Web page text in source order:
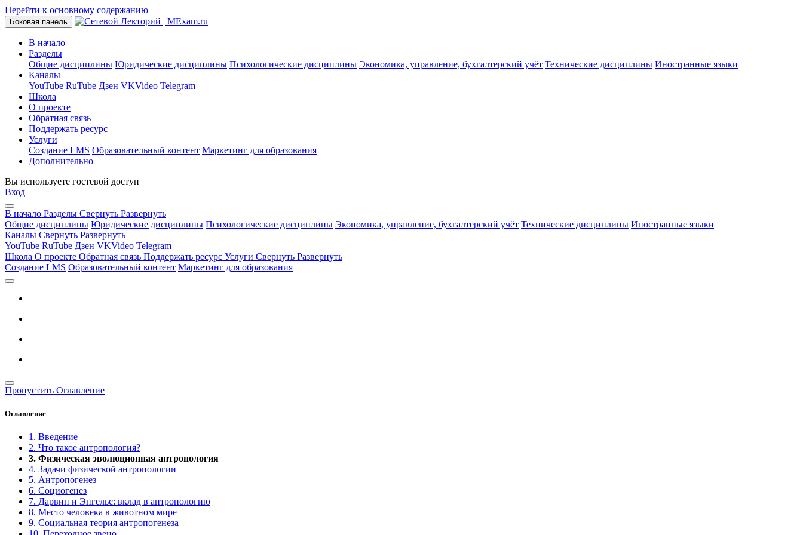
Перейти к основному содержанию
Боковая панель
В начало
Разделы
Общие дисциплины Юридические дисциплины Психологические дисциплины Экономика, управление, бухгалтерский учёт Технические дисциплины Иностранные языки
Каналы
YouTube RuTube Дзен VKVideo Telegram
Школа
О проекте
Обратная связь
Поддержать ресурс
Услуги
Создание LMS Образовательный контент Маркетинг для образования
Дополнительно
Вы используете гостевой доступ
Вход
В начало Разделы Свернуть Развернуть
Общие дисциплины Юридические дисциплины Психологические дисциплины Экономика, управление, бухгалтерский учёт Технические дисциплины Иностранные языки
Каналы Свернуть Развернуть
YouTube RuTube Дзен VKVideo Telegram
Школа О проекте Обратная связь Поддержать ресурс Услуги Свернуть Развернуть
Создание LMS Образовательный контент Маркетинг для образования
Пропустить Оглавление
Оглавление
1. Введение
2. Что такое антропология?
3. Физическая эволюционная антропология
4. Задачи физической антропологии
5. Антропогенез
6. Социогенез
7. Дарвин и Энгельс: вклад в антропологию
8. Место человека в животном мире
9. Социальная теория антропогенеза